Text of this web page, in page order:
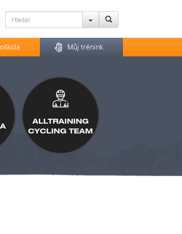
Můj trénink
ALLTRAINING
CYCLING TEAM